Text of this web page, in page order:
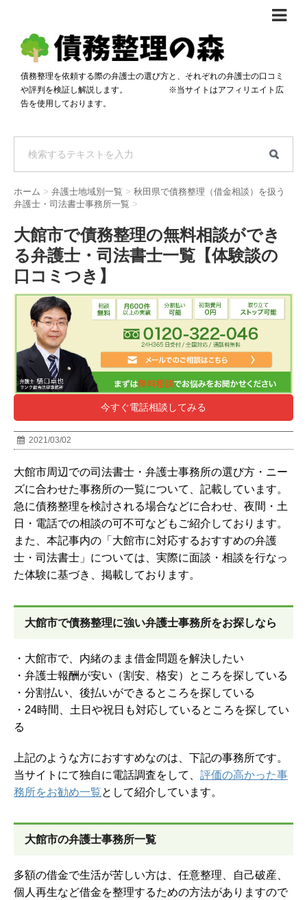
債務整理体験談
おすすめ
料金比較
自己破産・個人再生料金比較
過払い金料金比較
専門家の選び方
料金で選ぶ
分割・後払い可で選ぶ
着手金無料で選ぶ
女性専門で選ぶ
24時間年中無休で選ぶ
法律事務所の方へ
匿名借金相談
債務整理を依頼する際の弁護士の選び方と、それぞれの弁護士の口コミ
や評判を検証し解説します。 ※当サイトはアフィリエイト広
告を使用しております。
ホーム > 弁護士地域別一覧 > 秋田県で債務整理（借金相談）を扱う
弁護士・司法書士事務所一覧 >
大館市で債務整理の無料相談ができ
る弁護士・司法書士一覧【体験談の
口コミつき】
今すぐ電話相談してみる
2021/03/02
大館市周辺での司法書士・弁護士事務所の選び方・ニー
ズに合わせた事務所の一覧について、記載しています。
急に債務整理を検討される場合などに合わせ、夜間・土
日・電話での相談の可不可などもご紹介しております。
また、本記事内の「大館市に対応するおすすめの弁護
士・司法書士」については、実際に面談・相談を行なっ
た体験に基づき、掲載しております。
大館市で債務整理に強い弁護士事務所をお探しなら
・大館市で、内緒のまま借金問題を解決したい
・弁護士報酬が安い（割安、格安）ところを探している
・分割払い、後払いができるところを探している
・24時間、土日や祝日も対応しているところを探してい
る
上記のような方におすすめなのは、下記の事務所です。
当サイトにて独自に電話調査をして、 評価の高かった事
務所をお勧め一覧として紹介しています。
大館市の弁護士事務所一覧
多額の借金で生活が苦しい方は、任意整理、自己破産、
個人再生など借金を整理するための方法がありますので